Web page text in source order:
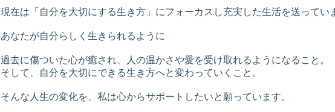
現在は「自分を大切にする生き方」にフォーカスし充実した
あなたが自分らしく生きられるように
過去に傷ついた心が癒され、人の温かさや愛を受け取れるようになること。
そして、自分を大切にできる生き方へと変わっていくこと。
そんな人生の変化を、私は心からサポートしたいと願っています。